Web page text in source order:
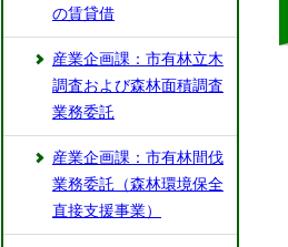
の賃貸借
産業企画課：市有林立木
調査および森林面積調査
業務委託
産業企画課：市有林間伐
業務委託（森林環境保全
直接支援事業）